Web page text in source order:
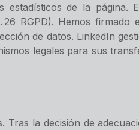
de la
RGPD). Hemos firmado
de datos. LinkedIn
legales para sus
la decisión de